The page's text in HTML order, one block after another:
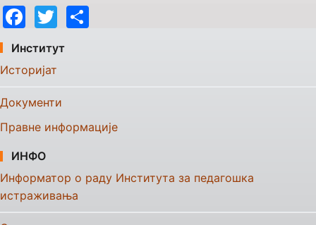
Facebook
Twitter
Институт
Историјат
Документи
Правне информације
ИНФО
Информатор о раду Института за педагошка
истраживања